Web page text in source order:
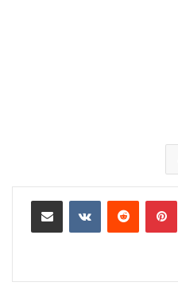
بينتيريست مشاركة عبر البريد